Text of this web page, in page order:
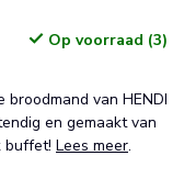
Op voorraad (3)
van HENDI
en gemaakt van
buffet! Lees meer.